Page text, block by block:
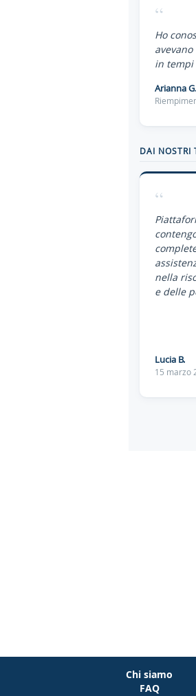
“
Ho
in tempi
Arianna G.
DAI NOSTRI
“
nella
e delle
Lucia B.
15 marzo
Chi siamo
FAQ